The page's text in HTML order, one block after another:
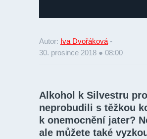
Autor: Iva Dvořáková -
30. prosince 2018 ● 08:00
Alkohol k Silvestru
neprobudili s těžkou
k onemocnění jater?
ale můžete také